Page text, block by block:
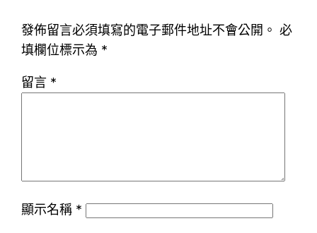
發佈留言必須填寫的電子郵件地址不會公開。 必
填欄位標示為 *
留言 *
顯示名稱 *